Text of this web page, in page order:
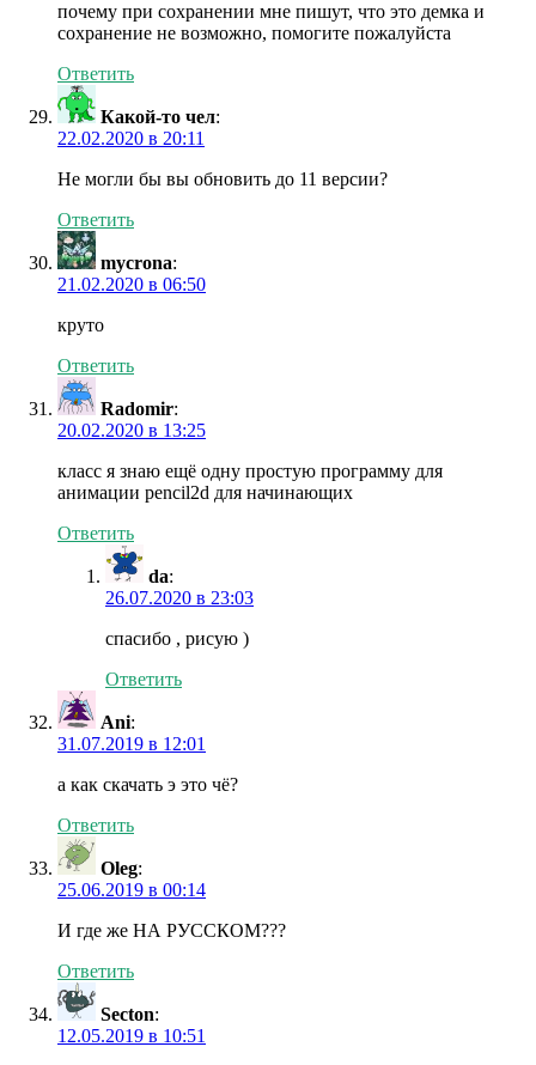
почему при сохранении мне пишут, что это демка и
сохранение не возможно, помогите пожалуйста
Ответить
Какой-то чел:
22.02.2020 в 20:11
Не могли бы вы обновить до 11 версии?
Ответить
mycrona:
21.02.2020 в 06:50
круто
Ответить
Radomir:
20.02.2020 в 13:25
класс я знаю ещё одну простую программу для
анимации pencil2d для начинающих
Ответить
da:
26.07.2020 в 23:03
спасибо , рисую )
Ответить
Ani:
31.07.2019 в 12:01
а как скачать э это чё?
Ответить
Oleg:
25.06.2019 в 00:14
И где же НА РУССКОМ???
Ответить
Secton:
12.05.2019 в 10:51